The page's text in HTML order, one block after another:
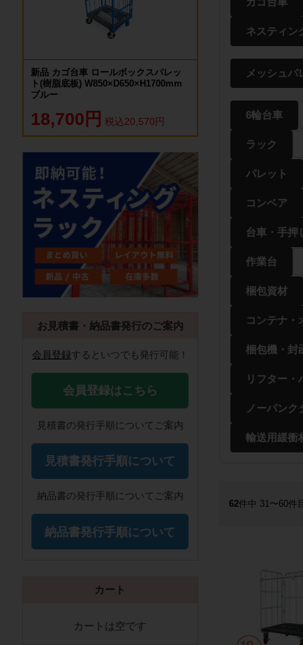
ネスティン
メッシュパ
6輪台車
ラック
パレット
コンベア
台車・手押
作業台
梱包資材
コンテナ・
梱包機・封
リフター・
ノーパンク
輸送用緩衝
62件中 31〜60件
新品 カゴ台車 ロールボックスパレッ
ト(樹脂底板) W850×D650×H1700mm
ブルー
18,700円 税込20,570円
お見積書・納品書発行のご案内
会員登録するといつでも発行可能！
会員登録はこちら
見積書の発行手順についてご案内
見積書発行手順について
納品書の発行手順についてご案内
納品書発行手順について
カート
カートは空です